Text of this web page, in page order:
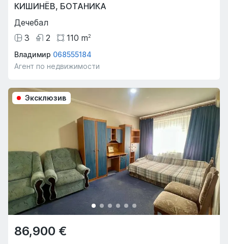
КИШИНЁВ, БОТАНИКА
Дечебал
3
2 110 m2
Владимир 068555184
Агент по недвижимости
Эксклюзив
86,900 €